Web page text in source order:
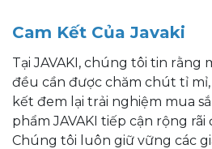
Cam Kết Của Javaki
Tại JAVAKI, chúng tôi tin rằng
đều cần được chăm chút tỉ mỉ,
kết đem lại trải nghiệm mua
phẩm JAVAKI tiếp cận rộng
Chúng tôi luôn giữ vững các